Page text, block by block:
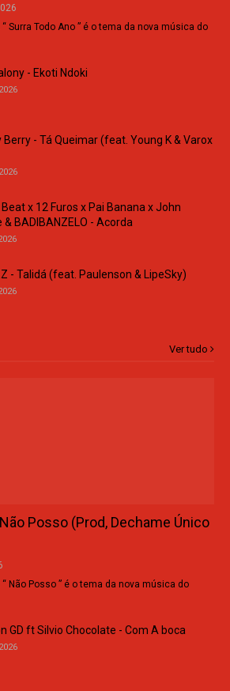
“ Surra Todo Ano ” é o tema da nova música do
- Ekoti Ndoki
Berry - Tá Queimar (feat. Young K & Varox
x 12 Furos x Pai Banana x John
& BADIBANZELO - Acorda
- Talidá (feat. Paulenson & LipeSky)
Ver tudo
Posso (Prod, Dechame Único
“ Não Posso ” é o tema da nova música do
GD ft Silvio Chocolate - Com A boca